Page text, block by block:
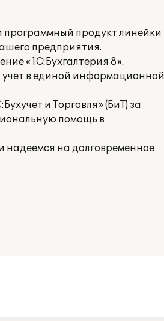
программный продукт линейки
предприятия.
«1С:Бухгалтерия 8».
учет в единой информационной
и Торговля» (БиТ) за
помощь в
надеемся на долговременное